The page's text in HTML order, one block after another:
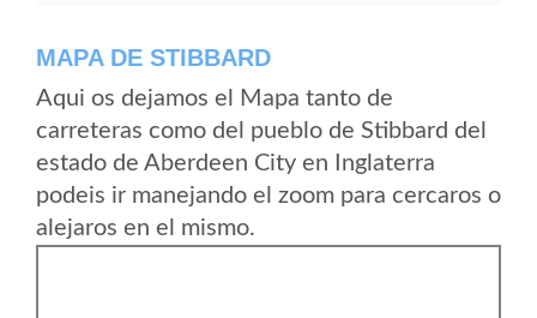
MAPA DE STIBBARD
Aqui os dejamos el Mapa tanto de
carreteras como del pueblo de Stibbard del
estado de Aberdeen City en Inglaterra
podeis ir manejando el zoom para cercaros o
alejaros en el mismo.